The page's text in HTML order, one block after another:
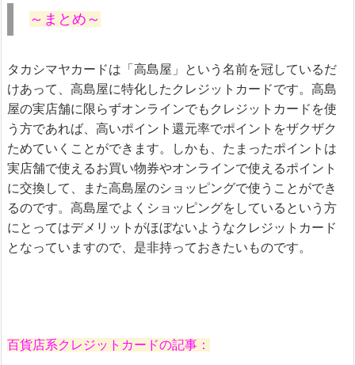
～まとめ～
タカシマヤカードは「高島屋」という名前を冠しているだ
けあって、高島屋に特化したクレジットカードです。高島
屋の実店舗に限らずオンラインでもクレジットカードを使
う方であれば、高いポイント還元率でポイントをザクザク
ためていくことができます。しかも、たまったポイントは
実店舗で使えるお買い物券やオンラインで使えるポイント
に交換して、また高島屋のショッピングで使うことができ
るのです。高島屋でよくショッピングをしているという方
にとってはデメリットがほぼないようなクレジットカード
となっていますので、是非持っておきたいものです。
百貨店系クレジットカードの記事：